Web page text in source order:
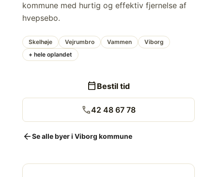
kommune med hurtig og effektiv fjernelse af
hvepsebo.
Skelhøje Vejrumbro Vammen
Viborg
+ hele oplandet
calendar_today Bestil tid
call42 48 67 78
arrow_backSe alle byer i Viborg kommune